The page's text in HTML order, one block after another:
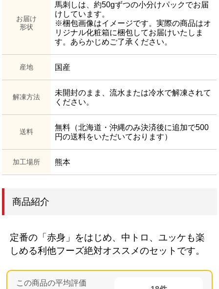
お届け
形状
馬刺しは、約50gずつの小分けパックでお届
けしています。
※梱包画像はイメージです。実際の商品はオ
リジナル化粧箱に梱包してお届けいたしま
す。あらかじめご了承ください。
産地 国産
解凍方法
未開封のまま、流水または冷水で解凍されて
ください。
送料
無料（北海道・沖縄のみ決済後に追加で500
円の送料をいただいております）
加工場所 熊本
商品紹介
定番の「赤身」をはじめ、中トロ、ユッケも楽
しめる利他フーズ絶対オススメのセットです。